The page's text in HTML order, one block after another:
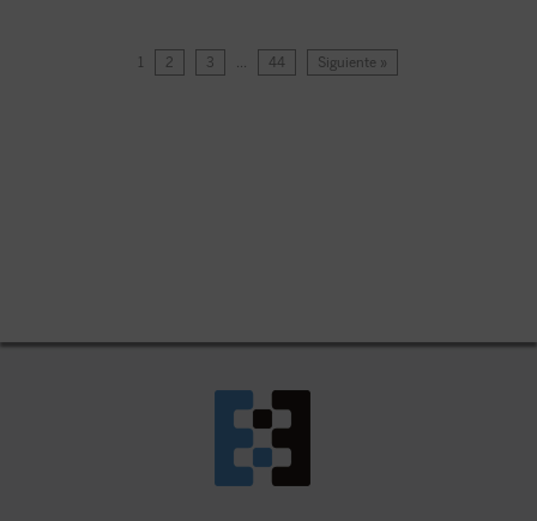
1 2 3 … 44 Siguiente »